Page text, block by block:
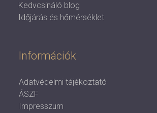
Kedvcsináló blog
Időjárás és hőmérséklet
Információk
Adatvédelmi tájékoztató
ÁSZF
Impresszum